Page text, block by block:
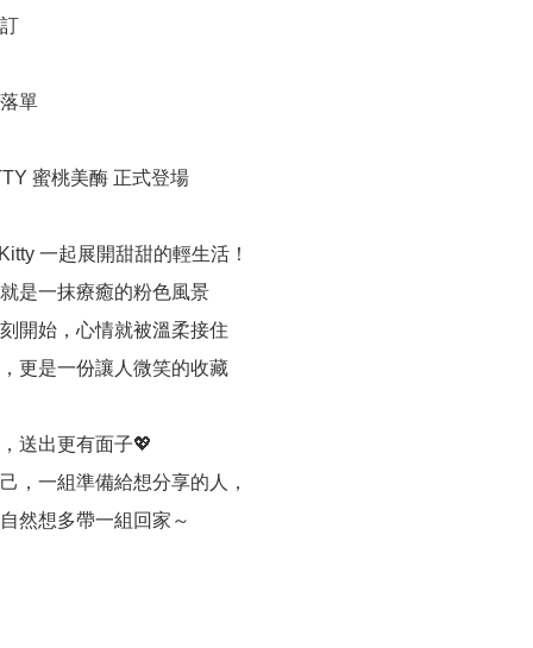
單
蜜桃美酶 正式登場
一起展開甜甜的輕生活！
是一抹療癒的粉色風景
開始，心情就被溫柔接住
更是一份讓人微笑的收藏
送出更有面子💖
，一組準備給想分享的人，
然想多帶一組回家～